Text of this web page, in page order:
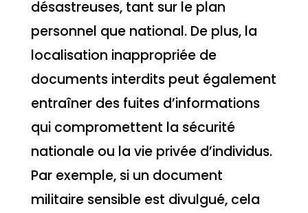
désastreuses, tant sur le plan
personnel que national. De plus, la
localisation inappropriée de
documents interdits peut également
entraîner des fuites d’informations
qui compromettent la sécurité
nationale ou la vie privée d’individus.
Par exemple, si un document
militaire sensible est divulgué, cela